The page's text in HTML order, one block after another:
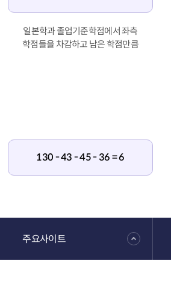
일본학과 졸업기준학점에서 좌측
학점들을 차감하고 남은 학점만큼
130 - 43 - 45 - 36 = 6
주요사이트